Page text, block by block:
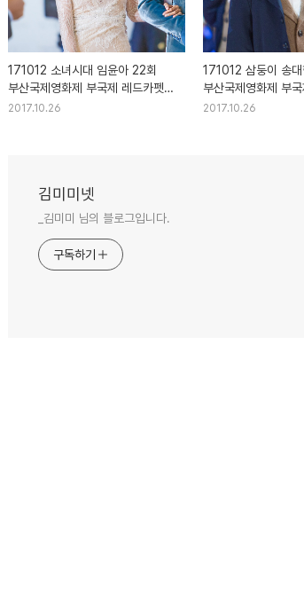
171012 소녀시대 임윤아 22회
부산국제영화제 부국제 레드카펫
직찍
2017.10.26
171012 삼둥이 송
부산국제영화제 부
직찍
2017.10.26
김미미넷
_김미미 님의 블로그입니다.
구독하기